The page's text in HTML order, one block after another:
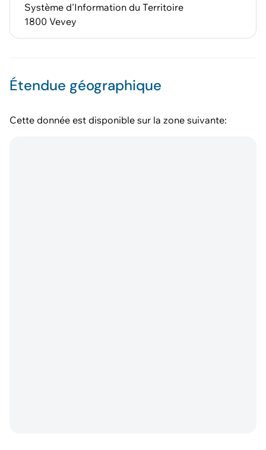
Système d'Information du Territoire
1800 Vevey
Étendue géographique
Cette donnée est disponible sur la zone suivante: